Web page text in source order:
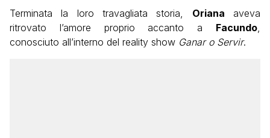
Terminata la loro travagliata storia, Oriana aveva
ritrovato l’amore proprio accanto a Facundo,
conosciuto all’interno del reality show Ganar o Servir.